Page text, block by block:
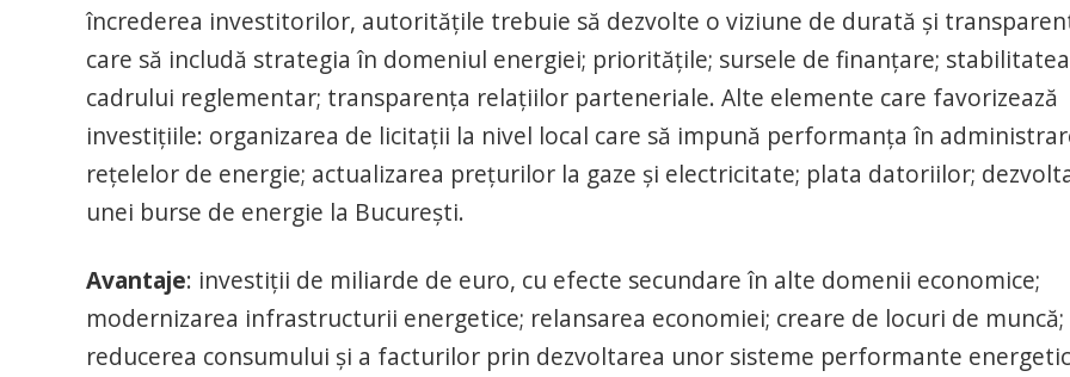
încrederea investitorilor, autoritățile trebuie să dezvolte o viziune de durată și
care să includă strategia în domeniul energiei; prioritățile; sursele de finanțare; stabilitatea
cadrului reglementar; transparența relațiilor parteneriale. Alte elemente care favorizează
investițiile: organizarea de licitații la nivel local care să impună performanța în
rețelelor de energie; actualizarea prețurilor la gaze și electricitate; plata datoriilor;
unei burse de energie la București.
Avantaje: investiții de miliarde de euro, cu efecte secundare în alte domenii economice;
modernizarea infrastructurii energetice; relansarea economiei; creare de locuri de muncă;
reducerea consumului și a facturilor prin dezvoltarea unor sisteme performante